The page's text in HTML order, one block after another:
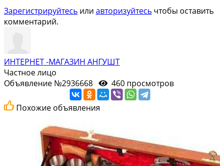
Зарегистрируйтесь или авторизуйтесь чтобы оставить
комментарий.
ИНТЕРНЕТ -МАГАЗИН АНГУШТ
Частное лицо
Объявление №2936668
460 просмотров
Похожие объявления